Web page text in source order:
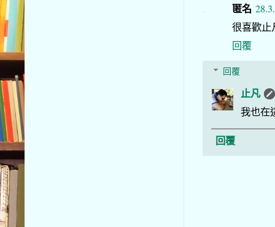
匿名
很喜歡止
回覆
回覆
止凡
我也在
回覆